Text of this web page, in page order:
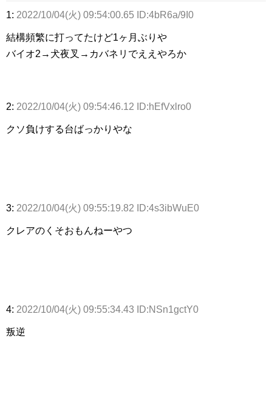
1: 2022/10/04(火) 09:54:00.65 ID:4bR6a/9I0
結構頻繁に打ってたけど1ヶ月ぶりや
バイオ2→犬夜叉→カバネリでええやろか
2: 2022/10/04(火) 09:54:46.12 ID:hEfVxlro0
クソ負けする台ばっかりやな
3: 2022/10/04(火) 09:55:19.82 ID:4s3ibWuE0
クレアのくそおもんねーやつ
4: 2022/10/04(火) 09:55:34.43 ID:NSn1gctY0
叛逆